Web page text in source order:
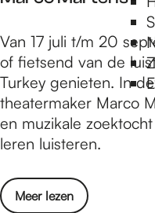
2
s
g
e
o
p
e
d
G
o
S
h
o
r
2
0
L
u
i
s
t
e
w
a
Van 17 juli t/m 20
of fietsend van de
Turkey genieten. In
theatermaker Marco
en muzikale
leren luisteren.
Meer lezen
o